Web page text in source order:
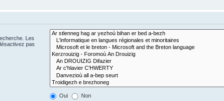
Les
pas
Oui Non